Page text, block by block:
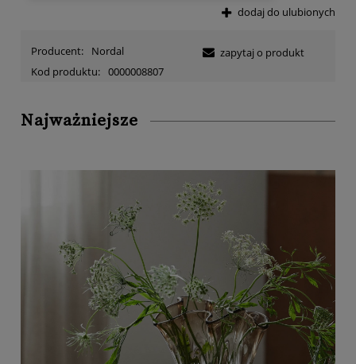
dodaj do ulubionych
Producent:
Nordal
Kod produktu: 0000008807
zapytaj o produkt
Najważniejsze